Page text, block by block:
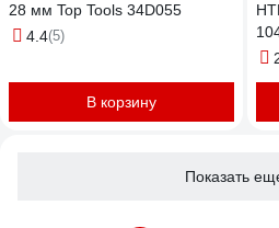
28 мм Top Tools 34D055
4.4(5)
В корзину
Показать